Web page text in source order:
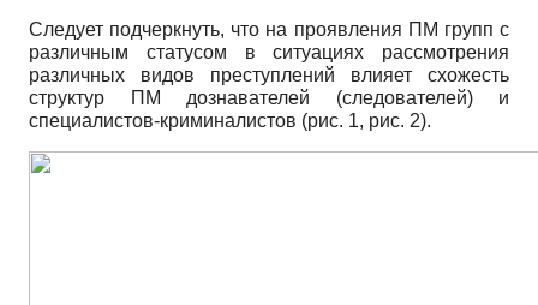
Следует подчеркнуть, что на проявления ПМ групп с
различным статусом в ситуациях рассмотрения
различных видов преступлений влияет схожесть
структур ПМ дознавателей (следователей) и
специалистов-криминалистов (рис. 1, рис. 2).